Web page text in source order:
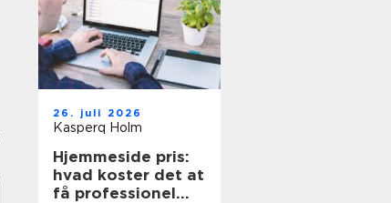
26. juli 2026
Kasperq Holm
Hjemmeside pris:
hvad koster det at
få professionel